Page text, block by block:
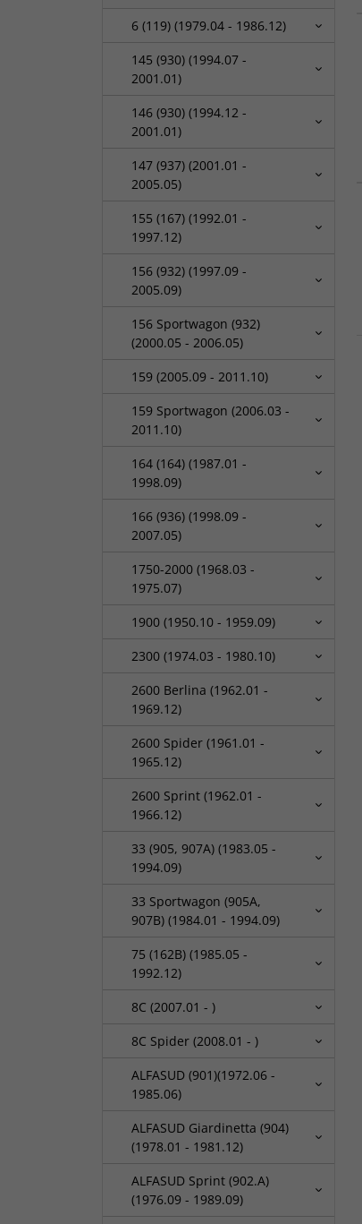
6 (119) (1979.04 - 1986.12)
145 (930) (1994.07 -
2001.01)
146 (930) (1994.12 -
2001.01)
147 (937) (2001.01 -
2005.05)
155 (167) (1992.01 -
1997.12)
156 (932) (1997.09 -
2005.09)
156 Sportwagon (932)
(2000.05 - 2006.05)
159 (2005.09 - 2011.10)
159 Sportwagon (2006.03 -
2011.10)
164 (164) (1987.01 -
1998.09)
166 (936) (1998.09 -
2007.05)
1750-2000 (1968.03 -
1975.07)
1900 (1950.10 - 1959.09)
2300 (1974.03 - 1980.10)
2600 Berlina (1962.01 -
1969.12)
2600 Spider (1961.01 -
1965.12)
2600 Sprint (1962.01 -
1966.12)
33 (905, 907A) (1983.05 -
1994.09)
33 Sportwagon (905A,
907B) (1984.01 - 1994.09)
75 (162B) (1985.05 -
1992.12)
8C (2007.01 - )
8C Spider (2008.01 - )
ALFASUD (901)(1972.06 -
1985.06)
ALFASUD Giardinetta (904)
(1978.01 - 1981.12)
ALFASUD Sprint (902.A)
(1976.09 - 1989.09)